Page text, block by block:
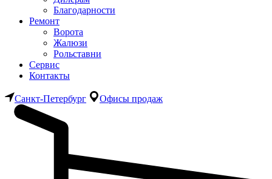
Благодарности
Ремонт
Ворота
Жалюзи
Рольставни
Сервис
Контакты
Санкт-Петербург Офисы продаж